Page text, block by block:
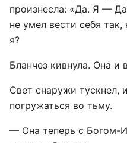
произнесла: «Да. Я —
не умел вести себя
я?
Бланчез кивнула. Она и
Свет снаружи тускнел,
погружаться во тьму.
— Она теперь с Богом-